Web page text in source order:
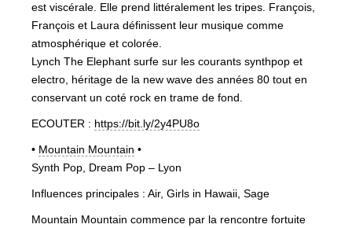
est viscérale. Elle prend littéralement les tripes. François,
François et Laura définissent leur musique comme
atmosphérique et colorée.
Lynch The Elephant surfe sur les courants synthpop et
electro, héritage de la new wave des années 80 tout en
conservant un coté rock en trame de fond.
ECOUTER : https://bit.ly/2y4PU8o
• Mountain Mountain •
Synth Pop, Dream Pop – Lyon
Influences principales : Air, Girls in Hawaii, Sage
Mountain Mountain commence par la rencontre fortuite